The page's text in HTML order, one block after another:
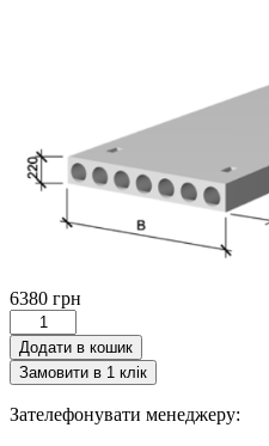
6380 грн
57.11.22-
8К7в(П2)П
5680
х
1100
Додати в кошик
Замовити в 1 клік
Зателефонувати менеджеру: